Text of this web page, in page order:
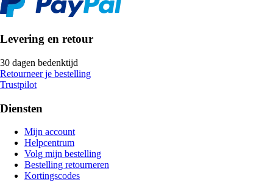
Levering en retour
30 dagen bedenktijd
Retourneer je bestelling
Trustpilot
Diensten
Mijn account
Helpcentrum
Volg mijn bestelling
Bestelling retourneren
Kortingscodes